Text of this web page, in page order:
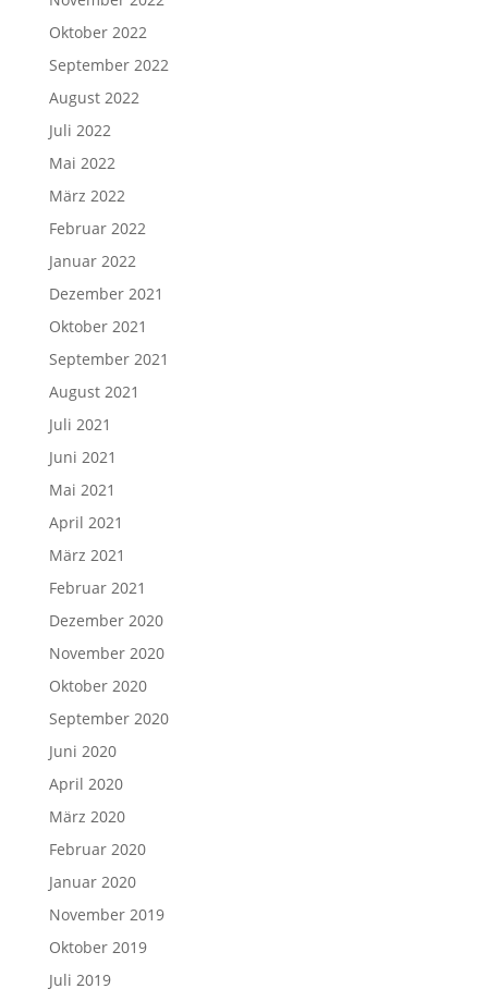
Oktober 2022
September 2022
August 2022
Juli 2022
Mai 2022
März 2022
Februar 2022
Januar 2022
Dezember 2021
Oktober 2021
September 2021
August 2021
Juli 2021
Juni 2021
Mai 2021
April 2021
März 2021
Februar 2021
Dezember 2020
November 2020
Oktober 2020
September 2020
Juni 2020
April 2020
März 2020
Februar 2020
Januar 2020
November 2019
Oktober 2019
Juli 2019